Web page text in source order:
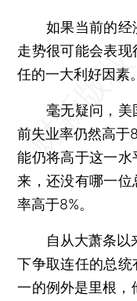
如果当前的经
走势很可能会表
任的一大利好因素。
毫无疑问，美
前失业率仍然高于
能仍将高于这一
来，还没有哪一
率高于8%。
自从大萧条以来
下争取连任的总
一的例外是里根，